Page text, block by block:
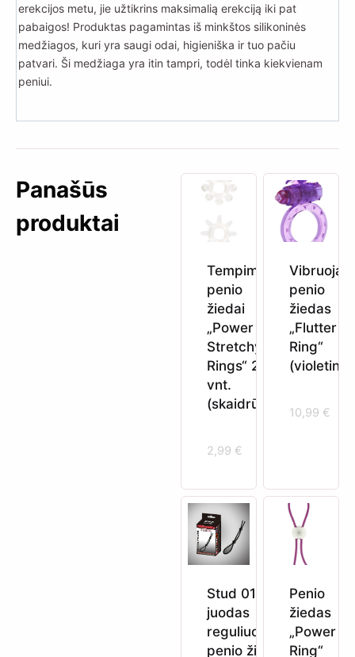
erekcijos metu, jie užtikrins maksimalią erekciją iki pat
pabaigos! Produktas pagamintas iš minkštos silikoninės
medžiagos, kuri yra saugi odai, higieniška ir tuo pačiu
patvari. Ši medžiaga yra itin tampri, todėl tinka kiekvienam
peniui.
Panašūs
produktai
Tempimo
penio
žiedai
„Power
Stretchy
Rings“ 2
vnt.
(skaidrūs)
2,99 €
penio
žiedas
„Flutter
Ring“
(violetinis)
10,99 €
Stud 01
juodas
reguliuojamas
penio žiedas
Penio
žiedas
„Power X
Ring“